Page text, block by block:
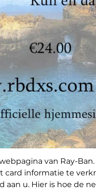
van Ray-
card informatie te
u. Hier is hoe de